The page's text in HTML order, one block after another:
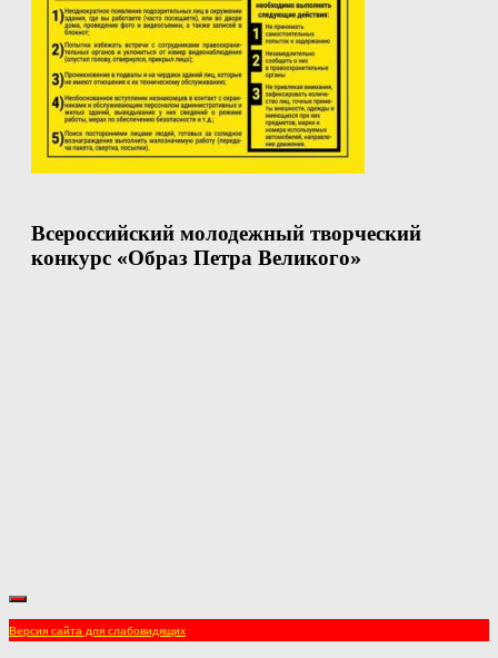
Всероссийский молодежный творческий
конкурс «Образ Петра Великого»
Версия сайта для слабовидящих